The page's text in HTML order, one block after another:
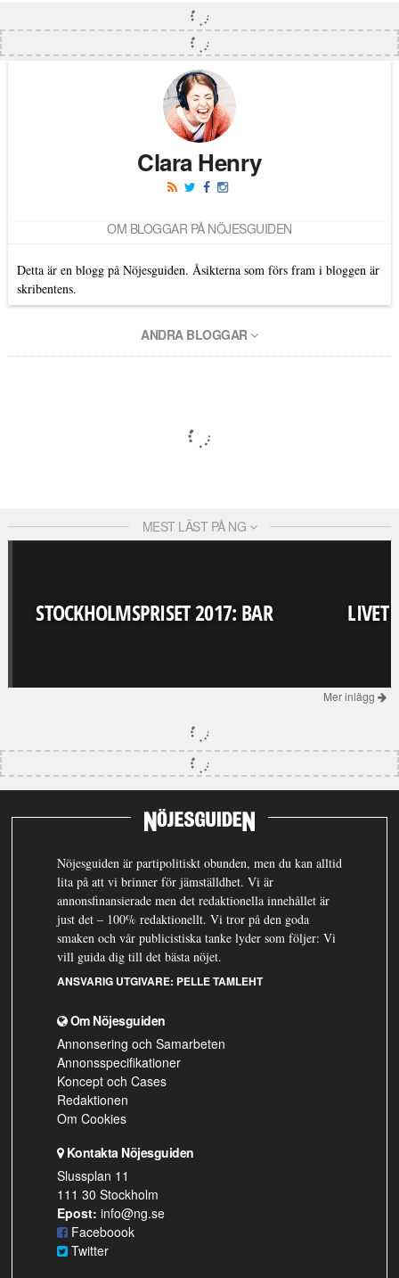
Clara Henry
OM BLOGGAR PÅ NÖJESGUIDEN
Detta är en blogg på Nöjesguiden. Åsikterna som förs fram i bloggen är
skribentens.
ANDRA BLOGGAR
MEST LÄST PÅ NG
STOCKHOLMSPRISET 2017: BAR LIVET
Mer inlägg
Nöjesguiden är partipolitiskt obunden, men du kan alltid
lita på att vi brinner för jämställdhet. Vi är
annonsfinansierade men det redaktionella innehållet är
just det – 100% redaktionellt. Vi tror på den goda
smaken och vår publicistiska tanke lyder som följer: Vi
vill guida dig till det bästa nöjet.
ANSVARIG UTGIVARE: PELLE TAMLEHT
Om Nöjesguiden
Annonsering och Samarbeten
Annonsspecifikationer
Koncept och Cases
Redaktionen
Om Cookies
Kontakta Nöjesguiden
Slussplan 11
111 30 Stockholm
Epost: info@ng.se
Faceboook
Twitter